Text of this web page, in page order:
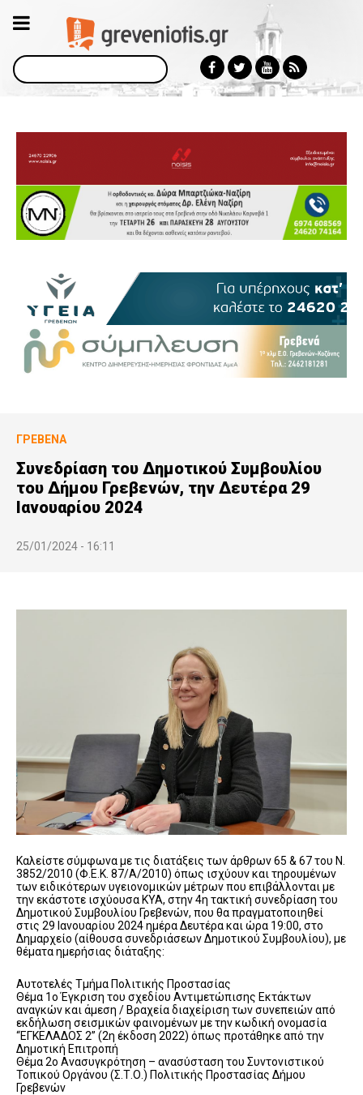
Αναζήτηση
ΓΡΕΒΕΝΆ
Συνεδρίαση του Δημοτικού Συμβουλίου
του Δήμου Γρεβενών, την Δευτέρα 29
Ιανουαρίου 2024
25/01/2024 - 16:11
Καλείστε σύμφωνα με τις διατάξεις των άρθρων 65 & 67 του Ν.
3852/2010 (Φ.Ε.Κ. 87/Α/2010) όπως ισχύουν και τηρουμένων
των ειδικότερων υγειονομικών μέτρων που επιβάλλονται με
την εκάστοτε ισχύουσα ΚΥΑ, στην 4η τακτική συνεδρίαση του
Δημοτικού Συμβουλίου Γρεβενών, που θα πραγματοποιηθεί
στις 29 Ιανουαρίου 2024 ημέρα Δευτέρα και ώρα 19:00, στο
Δημαρχείο (αίθουσα συνεδριάσεων Δημοτικού Συμβουλίου), με
θέματα ημερήσιας διάταξης:
Αυτοτελές Τμήμα Πολιτικής Προστασίας
Θέμα 1ο Έγκριση του σχεδίου Αντιμετώπισης Εκτάκτων
αναγκών και άμεση / Βραχεία διαχείριση των συνεπειών από
εκδήλωση σεισμικών φαινομένων με την κωδική ονομασία
“ΕΓΚΕΛΑΔΟΣ 2” (2η έκδοση 2022) όπως προτάθηκε από την
Δημοτική Επιτροπή
Θέμα 2ο Ανασυγκρότηση – ανασύσταση του Συντονιστικού
Τοπικού Οργάνου (Σ.Τ.Ο.) Πολιτικής Προστασίας Δήμου
Γρεβενών